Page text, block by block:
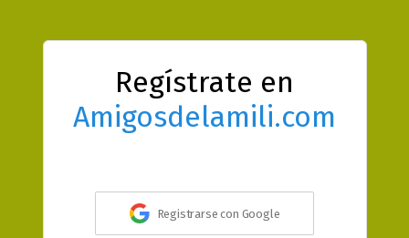
Regístrate en
Amigosdelamili.com
Registrarse con Google